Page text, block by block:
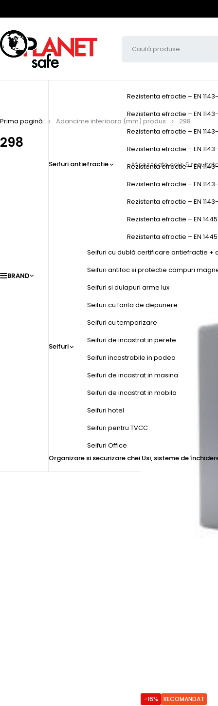
BRAND
Seifuri antiefractie
Rezistenta efractie – EN
Rezistenta efractie – EN
Rezistenta efractie – EN
Rezistenta efractie – EN
Rezistenta efractie – EN
Rezistenta efractie – EN
Rezistenta efractie – EN
Rezistenta efractie – EN
Rezistenta efractie – EN
Seifuri
Seifuri cu dublă certificare antiefractie +
Seifuri antifoc si protectie campuri
Seifuri si dulapuri arme lux
Seifuri cu fanta de depunere
Seifuri cu temporizare
Seifuri de incastrat in perete
Seifuri incastrabile in podea
Seifuri de incastrat in masina
Seifuri de incastrat in mobila
Seifuri hotel
Seifuri pentru TVCC
Seifuri Office
Organizare si securizare chei Usi, sisteme de
298
Prima pagină Adancime interioara (mm) produs 298
Afișez toate cele 5
-16% RECOMANDAT
Precomanda